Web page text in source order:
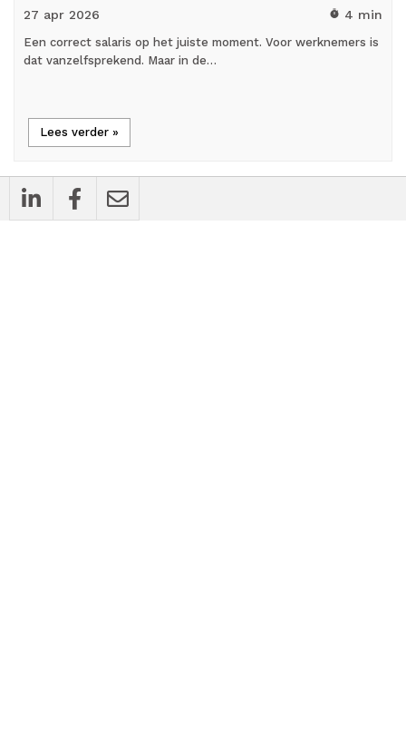
27 apr 2026 timer 4 min
Een correct salaris op het juiste moment. Voor werknemers is
dat vanzelfsprekend. Maar in de…
Lees verder »